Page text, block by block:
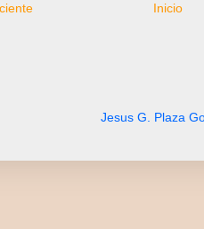
Inicio
Jesus G. Plaza